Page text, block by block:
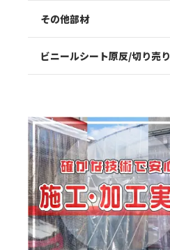
その他部材
ビニールシート原反/切り売り